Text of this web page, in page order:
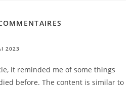
2023
it reminded me of some things
before. The content is similar to